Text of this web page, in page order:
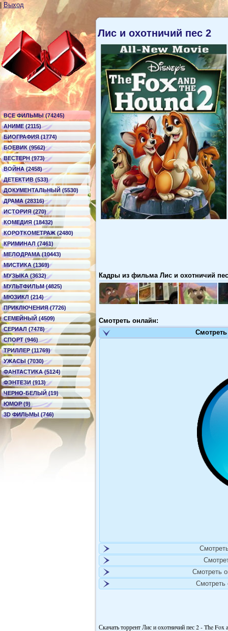
Выход
ВСЕ ФИЛЬМЫ (74245)
АНИМЕ (2115)
БИОГРАФИЯ (1774)
БОЕВИК (9562)
ВЕСТЕРН (973)
ВОЙНА (2458)
ДЕТЕКТИВ (533)
ДОКУМЕНТАЛЬНЫЙ (5530)
ДРАМА (28316)
ИСТОРИЯ (270)
КОМЕДИЯ (18432)
КОРОТКОМЕТРАЖ (2480)
КРИМИНАЛ (7461)
МЕЛОДРАМА (10443)
МИСТИКА (1369)
МУЗЫКА (3632)
МУЛЬТФИЛЬМ (4825)
МЮЗИКЛ (214)
ПРИКЛЮЧЕНИЯ (7726)
СЕМЕЙНЫЙ (4509)
СЕРИАЛ (7478)
СПОРТ (946)
ТРИЛЛЕР (11769)
УЖАСЫ (7030)
ФАНТАСТИКА (5124)
ФЭНТЕЗИ (913)
ЧЕРНО-БЕЛЫЙ (19)
ЮМОР (9)
3D ФИЛЬМЫ (746)
Лис и охотничий пес 2
Кадры из фильма Лис и охотничий
Смотреть онлайн:
Смотреть
Смотреть
Скачать торрент Лис и охотничий пес 2 - The Fox